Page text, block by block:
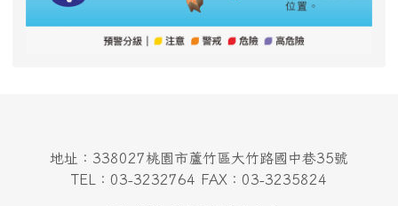
地址：338027桃園市蘆竹區大竹路國中巷35號
TEL：03-3232764 FAX：03-3235824